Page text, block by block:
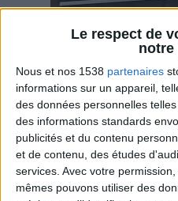
Le respect de
notre
Nous et nos 1538 partenaires
informations sur un appareil,
des données personnelles
des informations standards
publicités et du contenu
et de contenu, des études
services. Avec votre
mêmes pouvons utiliser des
Savane, LU, Pepito,
ces
Webinaires en